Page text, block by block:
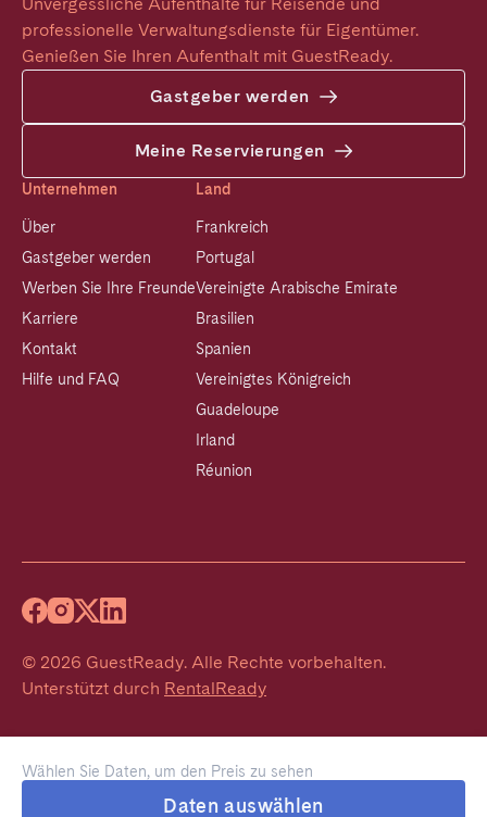
Wählen Sie Daten, um den Preis zu sehen
Daten auswählen
professionelle Verwaltungsdienste für Eigentümer.
Genießen Sie Ihren Aufenthalt mit GuestReady.
Gastgeber werden
Meine Reservierungen
Unternehmen
Über
Gastgeber werden
Werben Sie Ihre Freunde
Karriere
Kontakt
Hilfe und FAQ
Land
Frankreich
Portugal
Vereinigte Arabische Emirate
Brasilien
Spanien
Vereinigtes Königreich
Guadeloupe
Irland
Réunion
© 2026 GuestReady. Alle Rechte vorbehalten.
Unterstützt durch RentalReady